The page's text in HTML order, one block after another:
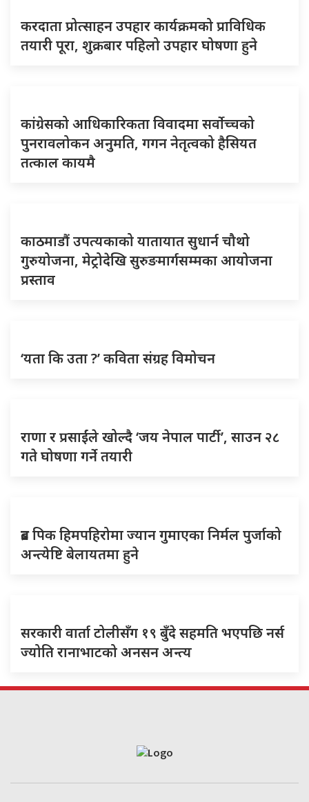
करदाता प्रोत्साहन उपहार कार्यक्रमको प्राविधिक
तयारी पूरा, शुक्रबार पहिलो उपहार घोषणा हुने
कांग्रेसको आधिकारिकता विवादमा सर्वोच्चको
पुनरावलोकन अनुमति, गगन नेतृत्वको हैसियत
तत्काल कायमै
काठमाडौं उपत्यकाको यातायात सुधार्न चौथो
गुरुयोजना, मेट्रोदेखि सुरुङमार्गसम्मका आयोजना
प्रस्ताव
‘यता कि उता ?’ कविता संग्रह विमोचन
राणा र प्रसाईंले खोल्दै ‘जय नेपाल पार्टी’, साउन २८
गते घोषणा गर्ने तयारी
ब्रड पिक हिमपहिरोमा ज्यान गुमाएका निर्मल पुर्जाको
अन्त्येष्टि बेलायतमा हुने
सरकारी वार्ता टोलीसँग १९ बुँदे सहमति भएपछि नर्स
ज्योति रानाभाटको अनसन अन्त्य